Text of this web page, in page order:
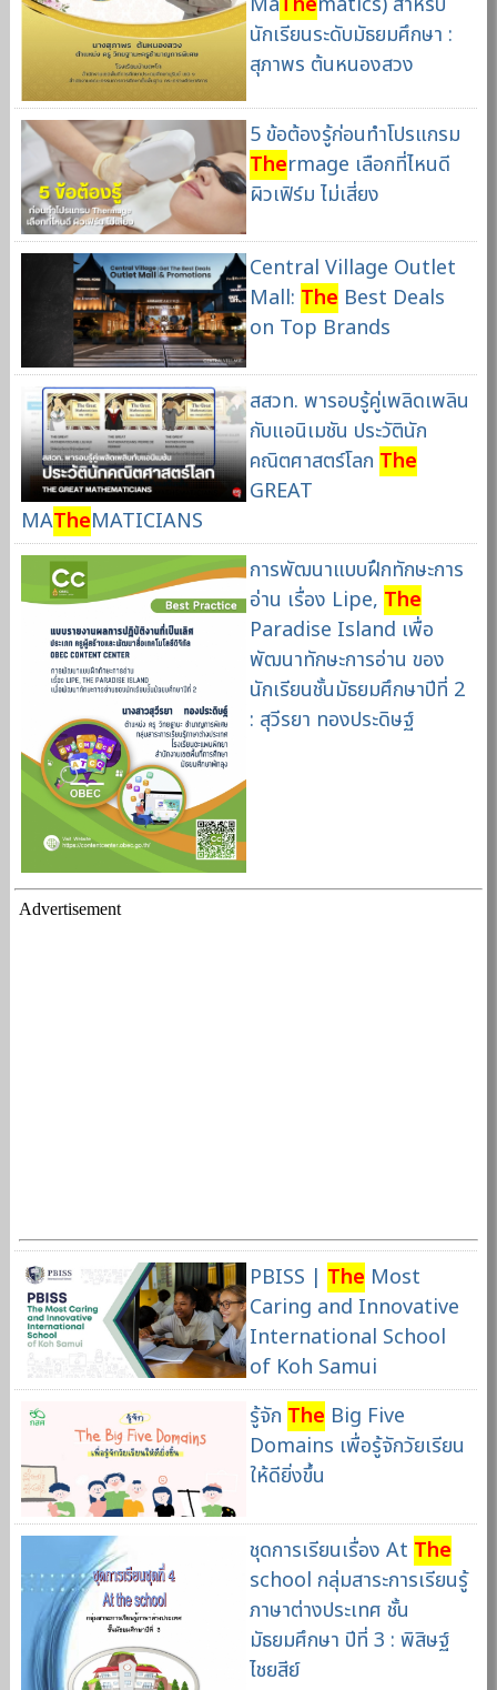
นักเรียนระดับมัธยมศึกษา :
สุภาพร ต้นหนองสวง
5 ข้อต้องรู้ก่อนทำโปรแกรม
Thermage เลือกที่ไหนดี
ผิวเฟิร์ม ไม่เสี่ยง
Central Village Outlet
Mall: The Best Deals
on Top Brands
สสวท. พารอบรู้คู่เพลิดเพลิน
กับแอนิเมชัน ประวัตินัก
คณิตศาสตร์โลก The
GREAT
MATheMATICIANS
การพัฒนาแบบฝึกทักษะการ
อ่าน เรื่อง Lipe, The
Paradise Island เพื่อ
พัฒนาทักษะการอ่าน ของ
นักเรียนชั้นมัธยมศึกษาปีที่ 2
: สุวีรยา ทองประดิษฐ์
Advertisement
PBISS | The Most
Caring and Innovative
International School
of Koh Samui
รู้จัก The Big Five
Domains เพื่อรู้จักวัยเรียน
ให้ดียิ่งขึ้น
ชุดการเรียนเรื่อง At The
school กลุ่มสาระการเรียนรู้
ภาษาต่างประเทศ ชั้น
มัธยมศึกษา ปีที่ 3 : พิสิษฐ์
ไชยสีย์